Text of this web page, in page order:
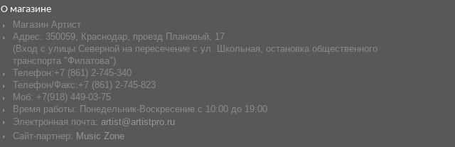
О магазине
Магазин Артист
Адрес: 350059, Краснодар, проезд Плановый, 17
(Вход с улицы Северной на пересечение с ул. Школьная, остановка общественного
транспорта "Филатова")
Телефон: +7 (861) 2-745-340
Телефон/Факс: +7 (861) 2-745-823
Моб: +7(918) 449-03-75
Время работы: Понедельник-Воскресение с 10:00 до 19:00
Электронная почта:artist@artistpro.ru
Сайт-партнер: Music Zone